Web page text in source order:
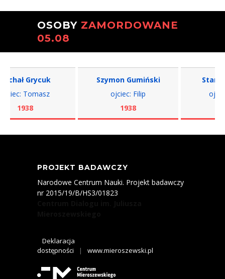
OSOBY ZAMORDOWANE
05.08
Grycuk
Tomasz
1938
Szymon Gumiński
ojciec: Filip
1938
PROJEKT BADAWCZY
Narodowe Centrum Nauki. Projekt badawczy
nr 2015/19/B/HS3/01823
Deklaracja
dostępności
| www.mieroszewski.pl